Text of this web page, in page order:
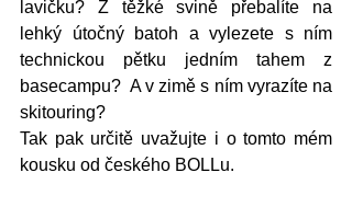
lavičku? Z těžké svině přebalíte na
lehký útočný batoh a vylezete s ním
technickou pětku jedním tahem z
basecampu?  A v zimě s ním vyrazíte na
skitouring?
Tak pak určitě uvažujte i o tomto mém
kousku od českého BOLLu.